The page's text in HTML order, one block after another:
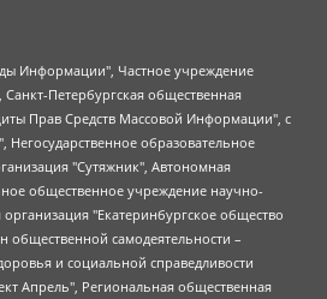
Семенов Алексей Владимирович, Шаинян Карен Багратович, Шульман Екатерина Михайловна, Асафьев Артур Валерьевич, Вахштайн Виктор Семенович, Венедиктов Алексей Алексеевич, Лушникова Екатерина Евгеньевна, Волков Леонид Михайлович, Невзоров Александр Глебович, Пархоменко Сергей Борисович, Сироткин Ярослав Николаевич, Кара-Мурза Владимир Владимирович, Баранова Наталья Владимировна, Гозман Леонид Яковлевич, Кагарлицкий Борис Юльевич, Климарев Михаил Валерьевич, Милов Владимир Станиславович, Автономная некоммерческая организация Краснодарский центр современного искусства "Типография", Моргенштерн Алишер Тагирович, Соболь Любовь Эдуардовна, Общество с ограниченной ответственностью "ЛИЗА НОРМ", Каспаров Гарри Кимович, Ходорковский Михаил Борисович, Общество с ограниченной ответственностью "Апрельские тезисы", Данилович Ирина Брониславовна, Кашин Олег Владимирович, Петров Николай Владимирович, Пивоваров Алексей Владимирович, Соколов Михаил Владимирович, Цветкова Юлия Владимировна, Чичваркин Евгений Александрович, Комитет против пыток/Команда против пыток, Общество с ограниченной ответственностью "Первый научный", Общество с ограниченной ответственностью "Вертолет и ко", Белоцерковская Вероника Борисовна, Кац Максим Евгеньевич, Лазарева Татьяна Юрьевна, Шаведдинов Руслан Табризович, Яшин Илья Валерьевич, Общество с ограниченной ответственностью "Иноагент ААВ", Алешковский Дмитрий Петрович, Альбац Евгения Марковна, Быков Дмитрий Львович, Галямина Юлия Евгеньевна, Лойко Сергей Леонидович, Мартынов Кирилл Константинович, Медведев Сергей Александрович, Крашенинников Федор Геннадиевич, Гордеева Катерина Вл